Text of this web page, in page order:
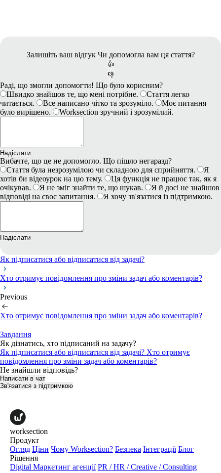
Залишіть ваш відгук Чи допомогла вам ця стаття?
👍
👎
Раді, що змогли допомогти! Що було корисним?
Швидко знайшов те, що мені потрібне.
Стаття легко
читається.
Все написано чітко та зрозуміло.
Моє питання
було вирішено.
Worksection зручний і зрозумілий.
Надіслати
Вибачте, що це не допомогло. Що пішло негаразд?
Стаття була незрозумілою чи складною для сприйняття.
Я
хотів би відеоурок на цю тему.
Ця функція не працює так, як я
очікував.
Я не зміг знайти те, що шукав.
Я й досі не знайшов
відповіді на своє запитання.
Я хочу зв'язатися із підтримкою.
Надіслати
Як підписатися або відписатися від задачі?
Хто отримує повідомлення про зміни задач або коментарів?
Previous
Хто отримує повідомлення про зміни задач або коментарів?
Завдання
Як дізнатись, хто підписаний на задачу?
Як підписатися або відписатися від задачі? Хто отримує
повідомлення про зміни задач або коментарів?
Не знайшли відповідь?
Написати в чат
Зв'язатися з підтримкою
worksection
Продукт
Огляд Ціни Чому Worksection? Безпека Інтеграції Блог
Рішення
Digital Маркетинг агенції PR / HR / Creative / Consulting